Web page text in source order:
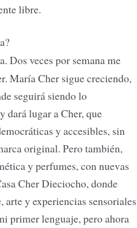
libre.
Dos veces por semana me
María Cher sigue creciendo,
seguirá siendo lo
dará lugar a Cher, que
y accesibles, sin
original. Pero también,
y perfumes, con nuevas
Cher Dieciocho, donde
y experiencias
primer lenguaje, pero ahora